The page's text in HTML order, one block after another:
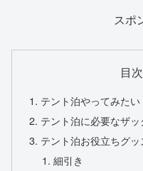
スポ
目次
テント泊やってみた
テント泊に必要なザ
テント泊お役立ちグッ
細引き